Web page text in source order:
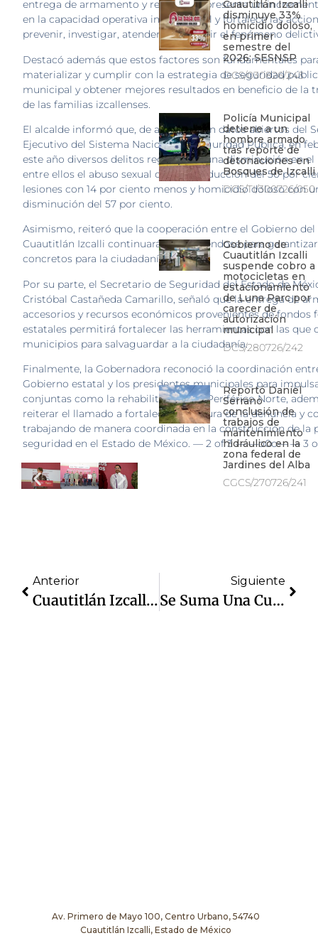
entrega de armamento y recursos representa un
en la capacidad operativa institucional y fortalece las
prevenir, investigar, atender y combatir el fenómeno
Destacó además que estos factores son fundamentales
materializar y cumplir con la estrategia de seguridad
municipal y obtener mejores resultados en beneficio de la
de las familias izcallenses.
El alcalde informó que, de acuerdo con datos abiertos del
Ejecutivo del Sistema Nacional de Seguridad Pública, en
este año diversos delitos registraron una disminución en
entre ellos el abuso sexual con una reducción del 50 por
lesiones con 14 por ciento menos y homicidio doloso con
disminución del 57 por ciento.
Asimismo, reiteró que la cooperación entre el Gobierno del
Cuautitlán Izcalli continuará fortaleciéndose para
concretos para la ciudadanía.
Por su parte, el Secretario de Seguridad del Estado de
Cristóbal Castañeda Camarillo, señaló que la entrega de
accesorios y recursos económicos provenientes de fondos
estatales permitirá fortalecer las herramientas con las que
municipios para salvaguardar a la ciudadanía.
Finalmente, la Gobernadora reconoció la coordinación
Gobierno estatal y los presidentes municipales para
conjuntas como la rehabilitación del Periférico Norte,
reiterar el llamado a fortalecer la cultura de la denuncia y
trabajando de manera coordinada en la construcción de la
seguridad en el Estado de México. — 2 of 3 — —o0o— — 3
Cuautitlán Izcalli
disminuye 33%
homicidio doloso,
en primer
semestre del
2026: SESNSP
DCS/030826/243
Policía Municipal
detiene a un
hombre armado
tras reporte de
detonaciones en
Bosques de Izcalli
DCS/TI/300726/050
Gobierno de
Cuautitlán Izcalli
suspende cobro a
motocicletas en
estacionamiento
de Luna Parc por
carecer de
autorización
municipal
DCS/280726/242
Reportó Daniel
Serrano
conclusión de
trabajos de
mantenimiento
hidráulico en la
zona federal de
Jardines del Alba
CGCS/270726/241
Anterior
Cuautitlán Izcalli Refuerza La Movilidad; En El Primer Cuatrimestre Aplicó Más De 5,300 Toneladas De Mezcla Asfáltica
Siguiente
Se Suma Una Cuarta Clínica Gratuita Para Izcalli; Apoyo Del Gobierno Estatal
Av. Primero de Mayo 100, Centro Urbano, 54740
Cuautitlán Izcalli, Estado de México